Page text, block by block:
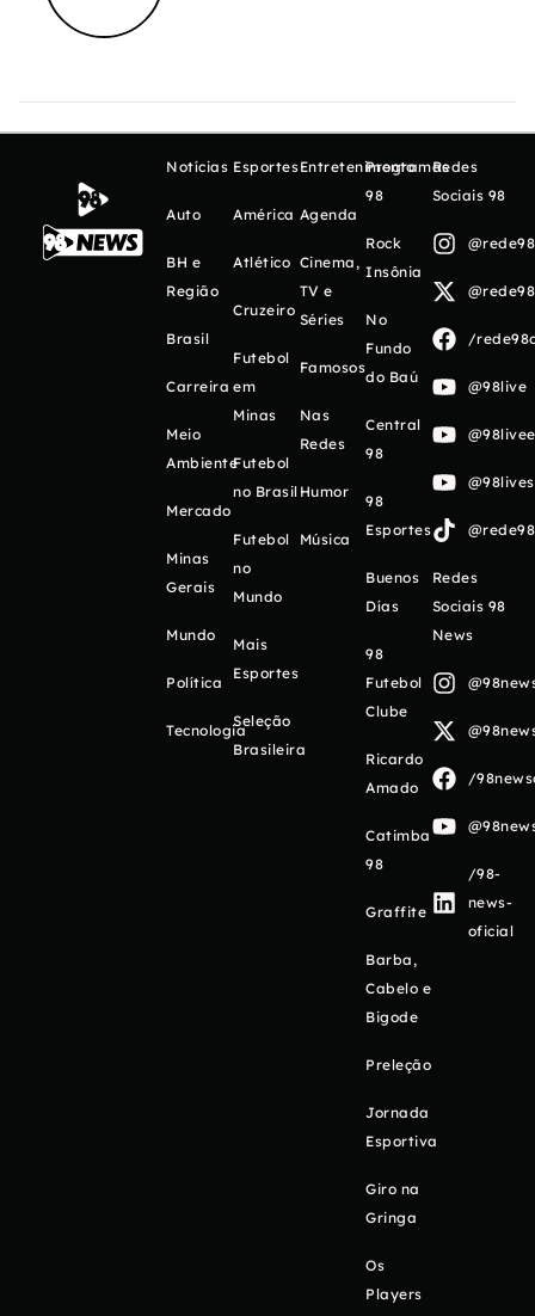
Notícias
Auto
BH e
Região
Brasil
Carreira
Meio
Ambiente
Mercado
Minas
Gerais
Mundo
Política
Tecnologia
Esportes
América
Atlético
Cruzeiro
Futebol
em
Minas
Futebol
no Brasil
Futebol
no
Mundo
Mais
Esportes
Seleção
Brasileira
Entretenimento
Agenda
Cinema,
TV e
Séries
Famosos
Nas
Redes
Humor
Música
Programas
98
Rock
Insônia
No
Fundo
do Baú
Central
98
98
Esportes
Buenos
Días
98
Futebol
Clube
Ricardo
Amado
Catimba
98
Graffite
Barba,
Cabelo e
Bigode
Preleção
Jornada
Esportiva
Giro na
Gringa
Os
Players
Redes
Sociais 98
/
@98live
Redes
Sociais 98
News
/
/98-
news-
oficial